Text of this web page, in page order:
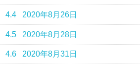
4.4 2020年8月26日
4.5 2020年8月28日
4.6 2020年8月31日